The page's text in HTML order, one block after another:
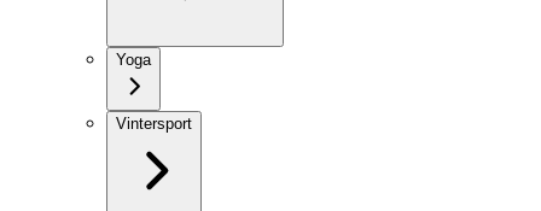
Yoga
Vintersport